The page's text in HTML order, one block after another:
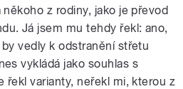
z rodiny, jako je převod
Já jsem mu tehdy řekl: ano,
vedly k odstranění střetu
vykládá jako souhlas s
řekl varianty, neřekl mi, kterou z